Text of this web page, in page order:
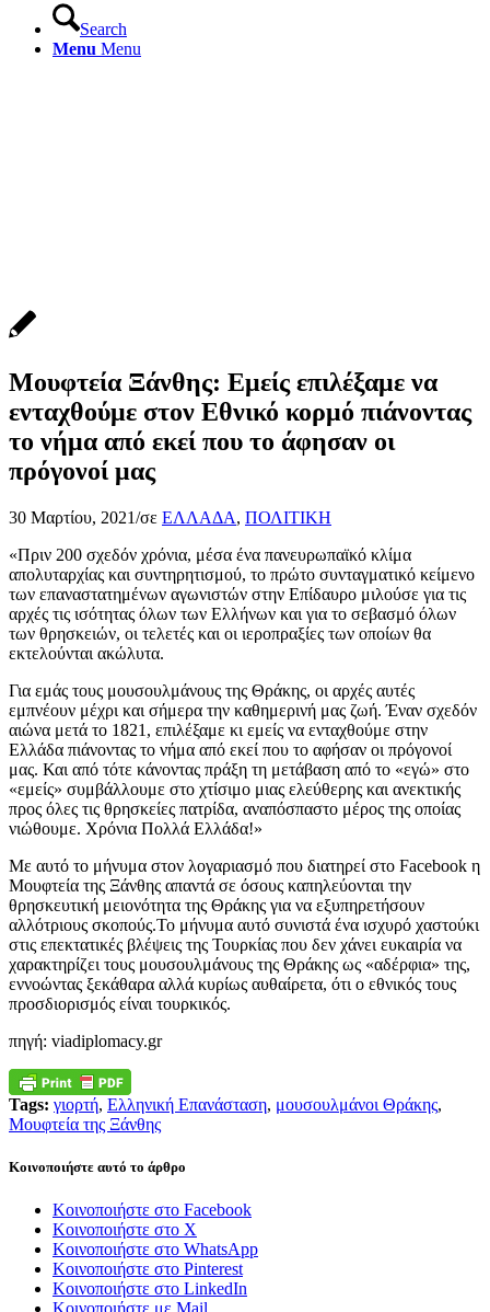
Search
Menu Menu
Μουφτεία Ξάνθης: Εμείς επιλέξαμε να
ενταχθούμε στον Εθνικό κορμό πιάνοντας
το νήμα από εκεί που το άφησαν οι
πρόγονοί μας
30 Μαρτίου, 2021/σε ΕΛΛΑΔΑ, ΠΟΛΙΤΙΚΗ
«Πριν 200 σχεδόν χρόνια, μέσα ένα πανευρωπαϊκό κλίμα
απολυταρχίας και συντηρητισμού, το πρώτο συνταγματικό κείμενο
των επαναστατημένων αγωνιστών στην Επίδαυρο μιλούσε για τις
αρχές τις ισότητας όλων των Ελλήνων και για το σεβασμό όλων
των θρησκειών, οι τελετές και οι ιεροπραξίες των οποίων θα
εκτελούνται ακώλυτα.
Για εμάς τους μουσουλμάνους της Θράκης, οι αρχές αυτές
εμπνέουν μέχρι και σήμερα την καθημερινή μας ζωή. Έναν σχεδόν
αιώνα μετά το 1821, επιλέξαμε κι εμείς να ενταχθούμε στην
Ελλάδα πιάνοντας το νήμα από εκεί που το αφήσαν οι πρόγονοί
μας. Και από τότε κάνοντας πράξη τη μετάβαση από το «εγώ» στο
«εμείς» συμβάλλουμε στο χτίσιμο μιας ελεύθερης και ανεκτικής
προς όλες τις θρησκείες πατρίδα, αναπόσπαστο μέρος της οποίας
νιώθουμε. Χρόνια Πολλά Ελλάδα!»
Με αυτό το μήνυμα στον λογαριασμό που διατηρεί στο Facebook η
Μουφτεία της Ξάνθης απαντά σε όσους καπηλεύονται την
θρησκευτική μειονότητα της Θράκης για να εξυπηρετήσουν
αλλότριους σκοπούς.Το μήνυμα αυτό συνιστά ένα ισχυρό χαστούκι
στις επεκτατικές βλέψεις της Τουρκίας που δεν χάνει ευκαιρία να
χαρακτηρίζει τους μουσουλμάνους της Θράκης ως «αδέρφια» της,
εννοώντας ξεκάθαρα αλλά κυρίως αυθαίρετα, ότι ο εθνικός τους
προσδιορισμός είναι τουρκικός.
πηγή: viadiplomacy.gr
Tags: γιορτή, Ελληνική Επανάσταση, μουσουλμάνοι Θράκης,
Μουφτεία της Ξάνθης
Κοινοποιήστε αυτό το άρθρο
Κοινοποιήστε στο Facebook
Κοινοποιήστε στο X
Κοινοποιήστε στο WhatsApp
Κοινοποιήστε στο Pinterest
Κοινοποιήστε στο LinkedIn